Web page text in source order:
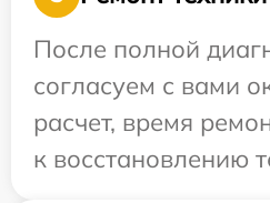
После полной
согласуем с вами
расчет, время
к восстановлению